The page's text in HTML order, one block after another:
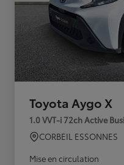
Toyota Aygo X
1.0 VVT-i 72ch Active
CORBEIL ESSONNES
Mise en circulation